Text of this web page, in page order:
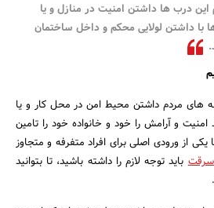
درب ها داشتن امنیت در منازل و یا
داشتن لولایی محکم و داخل ساختمان
های مردم داشتن محیط امن در محل کار و یا
امنیت و آرامش را خود و خانواده خود را تامین
از ورودی اصلی برای افراد متفرفه و متجاوز
باید توجه لازم را داشته باشید، تا بتوانید